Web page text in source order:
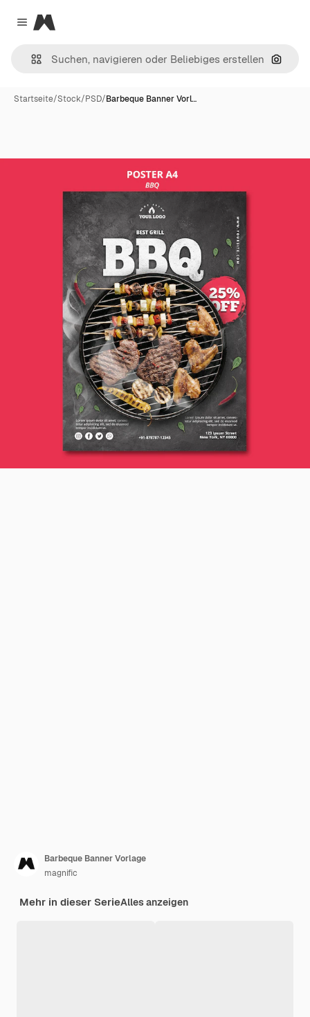
Close menu
Magnific
Nach
Startseite/Stock/PSD/Barbeque Banner Vorl…
Barbeque Banner Vorlage
magnific
Mehr in dieser SerieAlles anzeigen